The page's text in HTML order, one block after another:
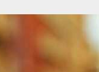
dönüş nöqtəsi:
məsuliyyətə cəlb
zəbt edilib? – VİDEO